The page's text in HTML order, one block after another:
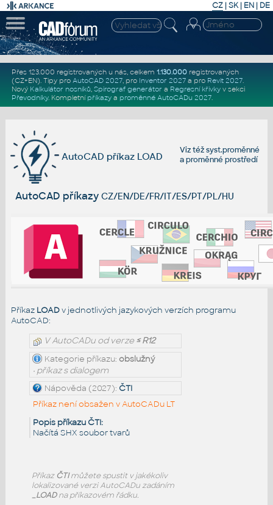
CZ | SK| EN | DE
Přes 123.000 registrovaných u nás, celkem 1.130.000registrovaných
(CZ+EN). Tipy pro AutoCAD 2027, pro Inventor 2027a pro Revit 2027.
Nový Kalkulátor nosníků, Spirograf generátor a Regresní křivkyv sekci
Převodníky. Kompletní příkazya proměnné AutoCADu 2027.
Viz téžsyst.proměnné
aproměnné prostředí
AutoCAD příkaz LOAD
AutoCAD příkazy CZ/EN/DE/FR/IT/ES/PT/PL/HU
Příkaz LOADv jednotlivých jazykových verzích programu
AutoCAD:
V AutoCADu od verze≤ R12
Kategorie příkazu: obslužný
• příkaz s dialogem
Nápověda (2027): ČTI
Příkaz není obsažen v AutoCADu LT
Popis příkazu ČTI:
Načítá SHX soubor tvarů
Příkaz ČTImůžete spustit v jakékoliv
lokalizované verzi AutoCADu zadáním
_LOADna příkazovém řádku.